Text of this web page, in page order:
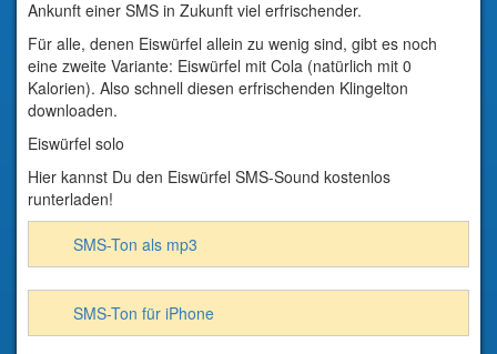
Ankunft einer SMS in Zukunft viel erfrischender.
Für alle, denen Eiswürfel allein zu wenig sind, gibt es noch
eine zweite Variante: Eiswürfel mit Cola (natürlich mit 0
Kalorien). Also schnell diesen erfrischenden Klingelton
downloaden.
Eiswürfel solo
Hier kannst Du den Eiswürfel SMS-Sound kostenlos
runterladen!
SMS-Ton als mp3
SMS-Ton für iPhone